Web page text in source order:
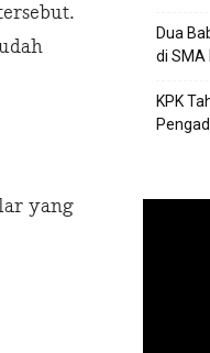
yang
Dua
di SMA
KPK